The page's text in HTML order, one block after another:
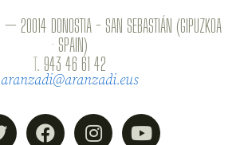
— 20014 DONOSTIA - SAN SEBASTIÁN (GIPUZKOA
· SPAIN)
T. 943 46 61 42
aranzadi@aranzadi.eus